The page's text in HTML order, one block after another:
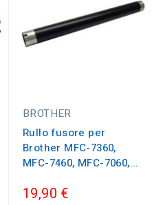
BROTHER
Rullo fusore per
Brother MFC-7360,
MFC-7460, MFC-7060,...
19,90 €